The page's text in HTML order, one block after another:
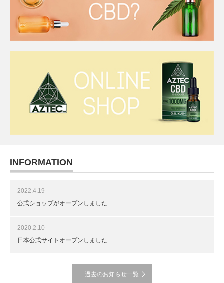
INFORMATION
2022.4.19
公式ショップがオープンしました
2020.2.10
日本公式サイトオープンしました
過去のお知らせ一覧